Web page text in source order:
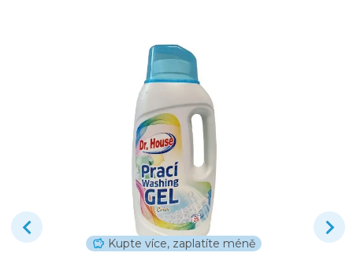
Kupte více, zaplatíte méně